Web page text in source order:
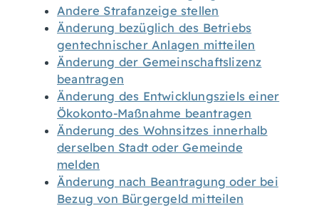
Andere Strafanzeige stellen
Änderung bezüglich des Betriebs
gentechnischer Anlagen mitteilen
Änderung der Gemeinschaftslizenz
beantragen
Änderung des Entwicklungsziels einer
Ökokonto-Maßnahme beantragen
Änderung des Wohnsitzes innerhalb
derselben Stadt oder Gemeinde
melden
Änderung nach Beantragung oder bei
Bezug von Bürgergeld mitteilen